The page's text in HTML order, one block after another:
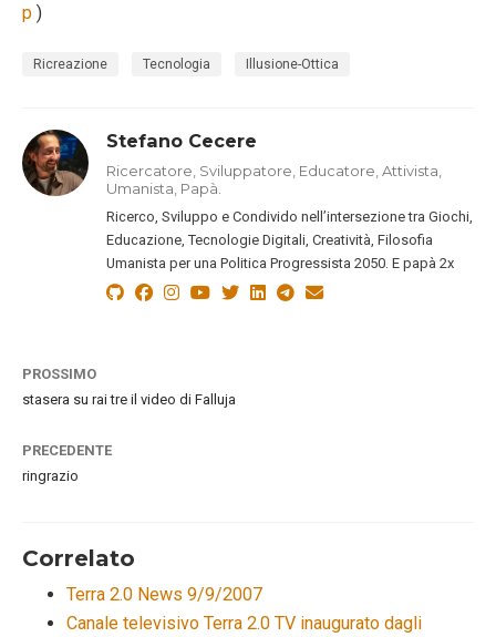
p )
Ricreazione Tecnologia Illusione-Ottica
Stefano Cecere
Ricercatore, Sviluppatore, Educatore, Attivista,
Umanista, Papà.
Ricerco, Sviluppo e Condivido nell’intersezione tra Giochi,
Educazione, Tecnologie Digitali, Creatività, Filosofia
Umanista per una Politica Progressista 2050. E papà 2x
PROSSIMO
stasera su rai tre il video di Falluja
PRECEDENTE
ringrazio
Correlato
Terra 2.0 News 9/9/2007
Canale televisivo Terra 2.0 TV inaugurato dagli